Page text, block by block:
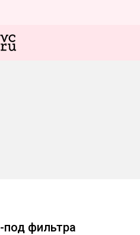
под фильтра